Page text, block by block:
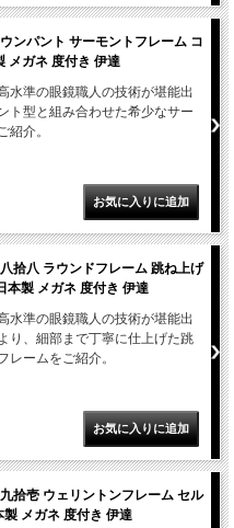
ンパント サーモントフレーム コ
メガネ 度付き 伊達
水準の眼鏡職人の技術が堪能出
ト型と組み合わせた希少なサー
紹介。
拾八 ラウンドフレーム 跳ね上げ
本製 メガネ 度付き 伊達
水準の眼鏡職人の技術が堪能出
り、細部まで丁寧に仕上げた跳
レームをご紹介。
拾壱 ウェリントンフレーム セル
製 メガネ 度付き 伊達